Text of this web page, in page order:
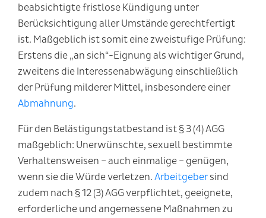
beabsichtigte fristlose Kündigung unter
Berücksichtigung aller Umstände gerechtfertigt
ist. Maßgeblich ist somit eine zweistufige Prüfung:
Erstens die „an sich“-Eignung als wichtiger Grund,
zweitens die Interessenabwägung einschließlich
der Prüfung milderer Mittel, insbesondere einer
Abmahnung.
Für den Belästigungstatbestand ist § 3 (4) AGG
maßgeblich: Unerwünschte, sexuell bestimmte
Verhaltensweisen – auch einmalige – genügen,
wenn sie die Würde verletzen.Arbeitgebersind
zudem nach § 12 (3) AGG verpflichtet, geeignete,
erforderliche und angemessene Maßnahmen zu